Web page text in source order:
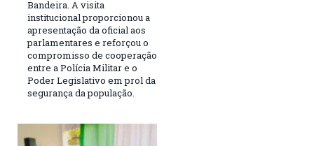
Bandeira. A visita
institucional proporcionou a
apresentação da oficial aos
parlamentares e reforçou o
compromisso de cooperação
entre a Polícia Militar e o
Poder Legislativo em prol da
segurança da população.